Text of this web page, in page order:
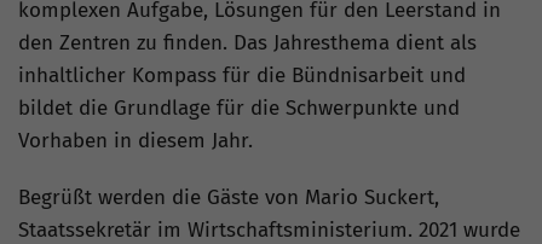
komplexen Aufgabe, Lösungen für den Leerstand in
den Zentren zu finden. Das Jahresthema dient als
inhaltlicher Kompass für die Bündnisarbeit und
bildet die Grundlage für die Schwerpunkte und
Vorhaben in diesem Jahr.
Begrüßt werden die Gäste von Mario Suckert,
Staatssekretär im Wirtschaftsministerium. 2021 wurde